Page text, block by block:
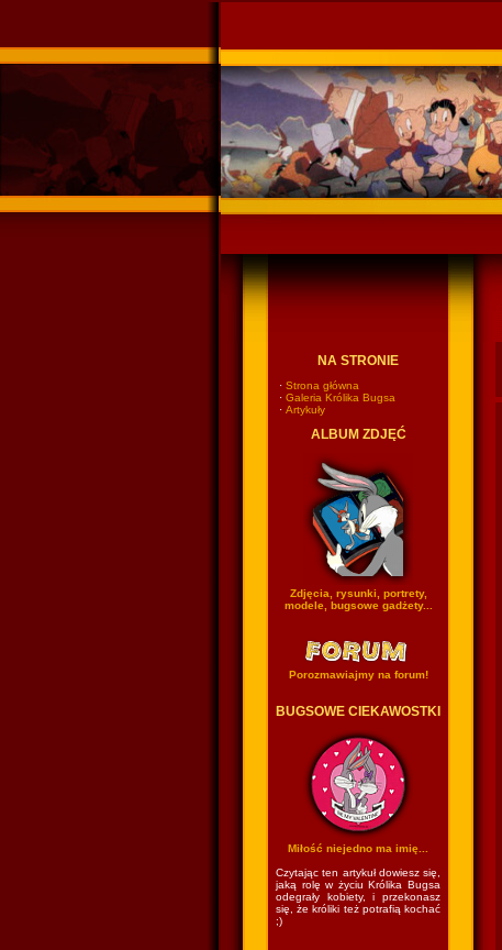
NA STRONIE
· Strona główna
· Galeria Królika Bugsa
· Artykuły
ALBUM ZDJĘĆ
Zdjęcia, rysunki, portrety,
modele, bugsowe gadżety...
Porozmawiajmy na forum!
BUGSOWE CIEKAWOSTKI
Miłość niejedno ma imię...
Czytając ten artykuł dowiesz się,
jaką rolę w życiu Królika Bugsa
odegrały kobiety, i przekonasz
się, że króliki też potrafią kochać
;)